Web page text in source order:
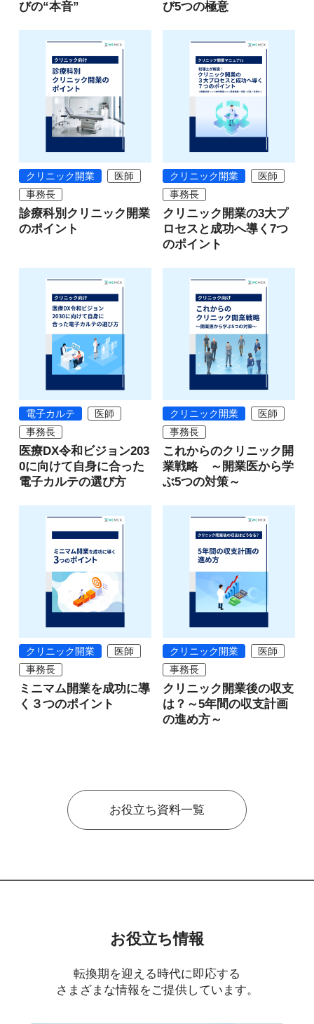
びの“本音” び5つの極意
クリニック開業
医師
事務長
診療科別クリニック開業
のポイント
クリニック開業
医師
事務長
クリニック開業の3大プ
ロセスと成功へ導く7つ
のポイント
電子カルテ
医師
事務長
医療DX令和ビジョン203
0に向けて自身に合った
電子カルテの選び方
クリニック開業
医師
事務長
これからのクリニック開
業戦略 ～開業医から学
ぶ5つの対策～
クリニック開業
医師
事務長
ミニマム開業を成功に導
く３つのポイント
クリニック開業
医師
事務長
クリニック開業後の収支
は？～5年間の収支計画
の進め方～
お役立ち資料一覧
お役立ち情報
転換期を迎える時代に即応する
さまざまな情報をご提供しています。